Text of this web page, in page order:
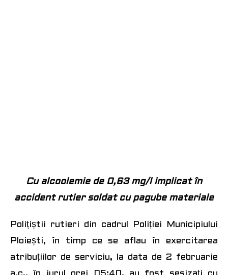
Cu alcoolemie de 0,63 mg/l implicat în
accident rutier soldat cu pagube materiale
Polițiștii rutieri din cadrul Poliției Municipiului
Ploiești, în timp ce se aflau în exercitarea
atribuțiilor de serviciu, la data de 2 februarie